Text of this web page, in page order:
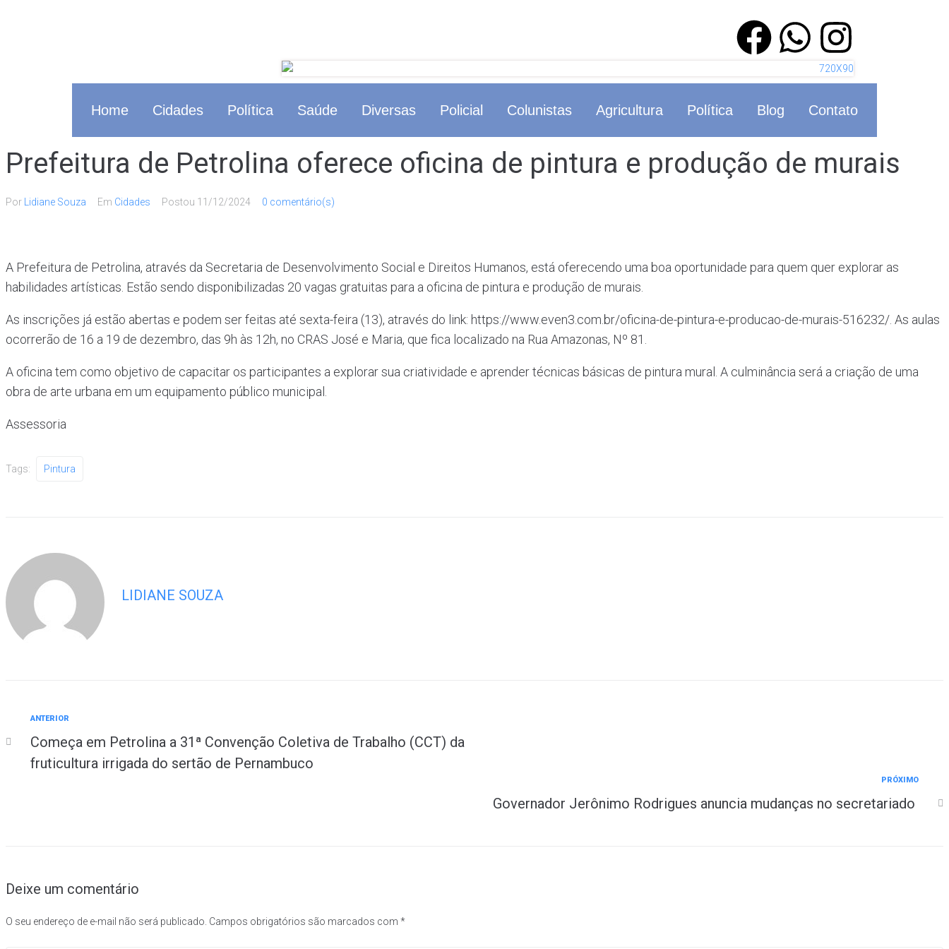
Home Cidades Política Saúde Diversas Policial Colunistas Agricultura Política Blog Contato
Prefeitura de Petrolina oferece oficina de pintura e produção de murais
Por Lidiane Souza Em Cidades Postou 11/12/2024 0 comentário(s)
A Prefeitura de Petrolina, através da Secretaria de Desenvolvimento Social e Direitos Humanos, está oferecendo uma boa oportunidade para quem quer explorar as
habilidades artísticas. Estão sendo disponibilizadas 20 vagas gratuitas para a oficina de pintura e produção de murais.
As inscrições já estão abertas e podem ser feitas até sexta-feira (13), através do link: https://www.even3.com.br/oficina-de-pintura-e-producao-de-murais-516232/. As aulas
ocorrerão de 16 a 19 de dezembro, das 9h às 12h, no CRAS José e Maria, que fica localizado na Rua Amazonas, Nº 81.
A oficina tem como objetivo de capacitar os participantes a explorar sua criatividade e aprender técnicas básicas de pintura mural. A culminância será a criação de uma
obra de arte urbana em um equipamento público municipal.
Assessoria
Tags: Pintura
LIDIANE SOUZA
ANTERIOR
Começa em Petrolina a 31ª Convenção Coletiva de Trabalho (CCT) da
fruticultura irrigada do sertão de Pernambuco
PRÓXIMO
Governador Jerônimo Rodrigues anuncia mudanças no secretariado
Deixe um comentário
O seu endereço de e-mail não será publicado. Campos obrigatórios são marcados com *